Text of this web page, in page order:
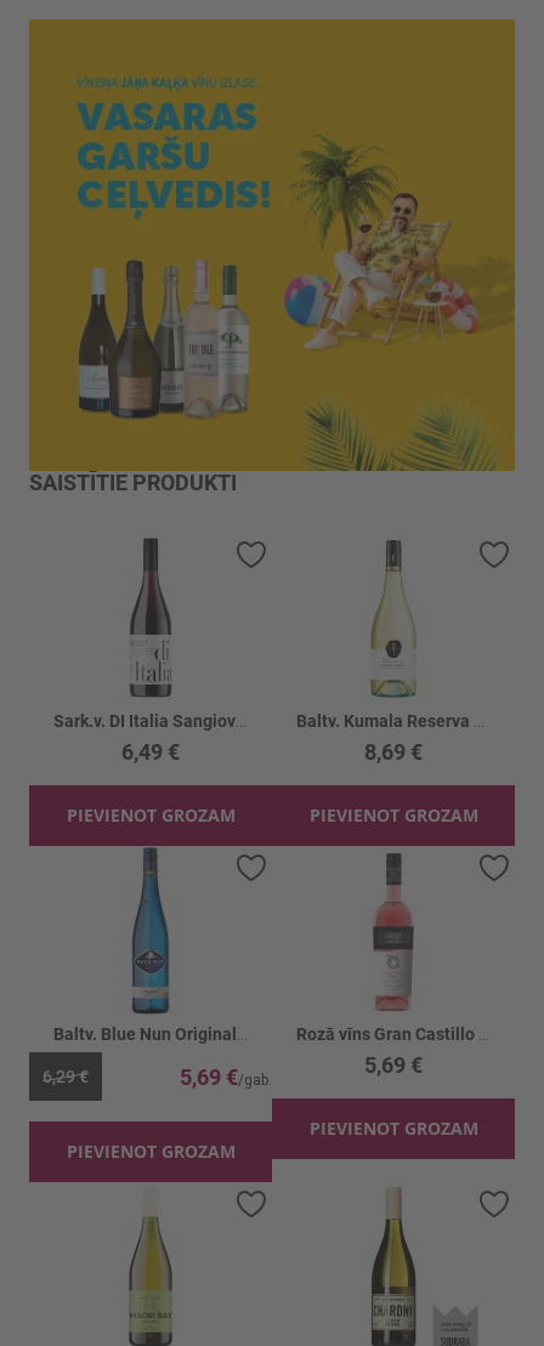
SAISTĪTIE PRODUKTI
6,49 €
PIEVIENOT GROZAM
Pievienot vēlmju sarakstam
8,69 €
PIEVIENOT GROZAM
6,29 € 5,69 €
PIEVIENOT GROZAM
5,69 €
PIEVIENOT GROZAM